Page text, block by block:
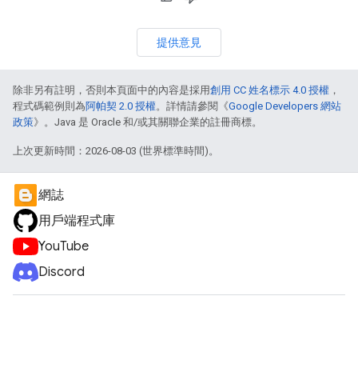
提供意見
除非另有註明，否則本頁面中的內容是採用創用 CC 姓名標示 4.0 授權 ，
程式碼範例則為阿帕契 2.0 授權。詳情請參閱《Google Developers 網站
政策》。Java 是 Oracle 和/或其關聯企業的註冊商標。
上次更新時間：2026-08-03 (世界標準時間)。
網誌
用戶端程式庫
YouTube
Discord